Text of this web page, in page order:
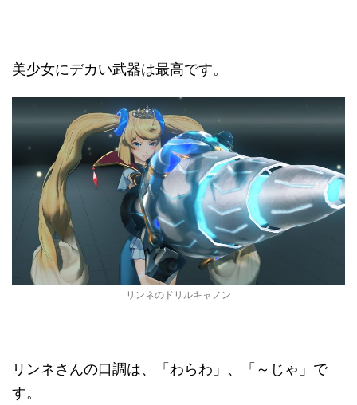
美少女にデカい武器は最高です。
リンネのドリルキャノン
リンネさんの口調は、「わらわ」、「～じゃ」で
す。